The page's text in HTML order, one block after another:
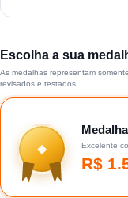
Escolha a sua
As medalhas representam
revisados e testados.
◆ Excelente
R$